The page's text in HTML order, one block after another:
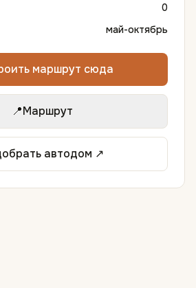
0
май-октябрь
маршрут сюда
📍Маршрут
автодом ↗